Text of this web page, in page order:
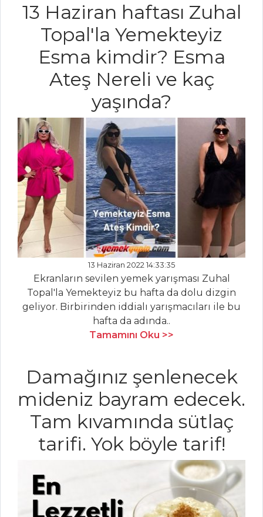
Beef Wellington
Patlıcan Kebabı
GÜVEÇTE
KAYISILI KUZU ETİ
Et Yemekleri Tüm
Tarifleri
MASTERCHEF
Ustasından
kabak tatlısı tarifi
27 Eylül
MasterChef 2021
İzmir bombası tarifi
Orjinal ekler
tatlısı nasıl yapılır?
Püf noktaları
nelerdir?
Masterchef Tüm
SEBZE
YEMEKLERI
Zeytinyağlı
Patlıcan Dolma
Fırında
Zeytinyağlı Lahana
13 Haziran haftası Zuhal
Topal'la Yemekteyiz
Esma kimdir? Esma
Ateş Nereli ve kaç
yaşında?
13 Haziran 2022 14:33:35
Ekranların sevilen yemek yarışması Zuhal
Topal'la Yemekteyiz bu hafta da dolu dizgin
geliyor. Birbirinden iddialı yarışmacıları ile bu
hafta da adında..
Tamamını Oku >>
Damağınız şenlenecek
mideniz bayram edecek.
Tam kıvamında sütlaç
tarifi. Yok böyle tarif!